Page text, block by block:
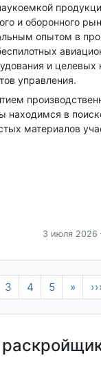
и оборонного
опытом в
и целевых
управления.
находимся в
материалов
3 июля 2026
3 4 5 »